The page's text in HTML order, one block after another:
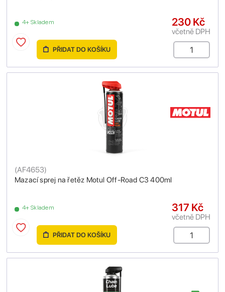
4+ Skladem 230 Kč
včetně DPH
PŘIDAT DO KOŠÍKU
Mazací sprej na řetěz Motul Off-Road C3 400ml
(AF4653)
4+ Skladem 317 Kč
včetně DPH
PŘIDAT DO KOŠÍKU